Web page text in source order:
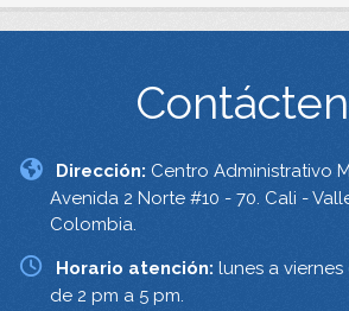
Dirección: Centro Administrativo
Avenida 2 Norte #10 - 70. Cali -
Colombia.
Horario atención: lunes a viernes
de 2 pm a 5 pm.